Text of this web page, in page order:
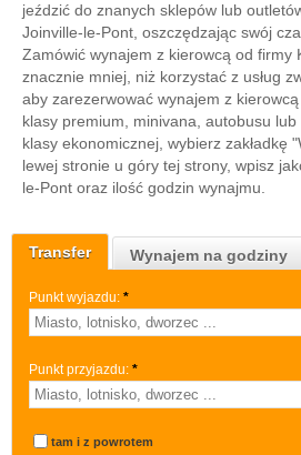
Transfer Wynajem na godziny
Punkt wyjazdu: *
Punkt przyjazdu: *
tam i z powrotem
jeździć do znanych sklepów lub
Joinville-le-Pont, oszczędzając swój
Zamówić wynajem z kierowcą od firmy
znacznie mniej, niż korzystać z usług
aby zarezerwować wynajem z
klasy premium, minivana, autobusu
klasy ekonomicznej, wybierz zakładkę
lewej stronie u góry tej strony, wpisz
le-Pont oraz ilość godzin wynajmu.